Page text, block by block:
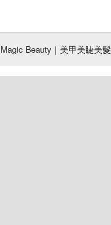
Beauty｜美甲美睫美髮